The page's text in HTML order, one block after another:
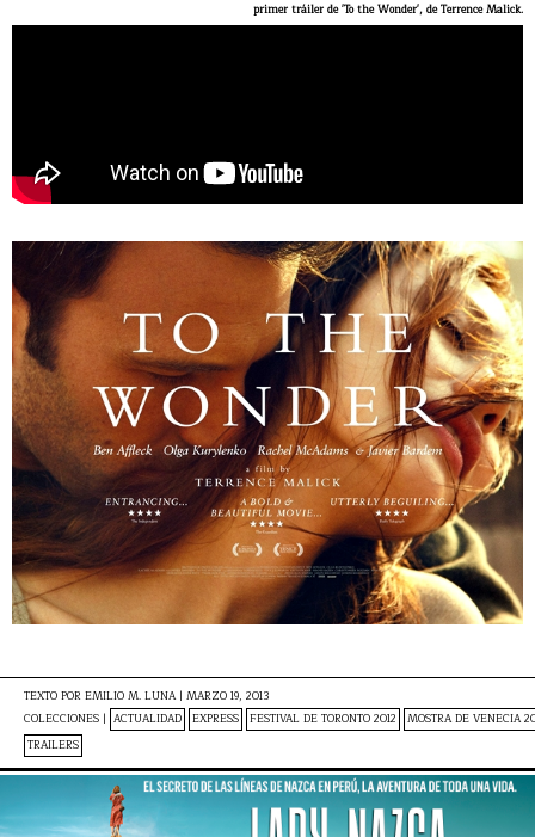
primer tráiler de 'To the Wonder', de Terrence Malick.
TEXTO POR EMILIO M. LUNA | MARZO 19, 2013
COLECCIONES | ACTUALIDAD EXPRESS FESTIVAL DE TORONTO 2012
MOSTRA DE VENECIA
TRAILERS